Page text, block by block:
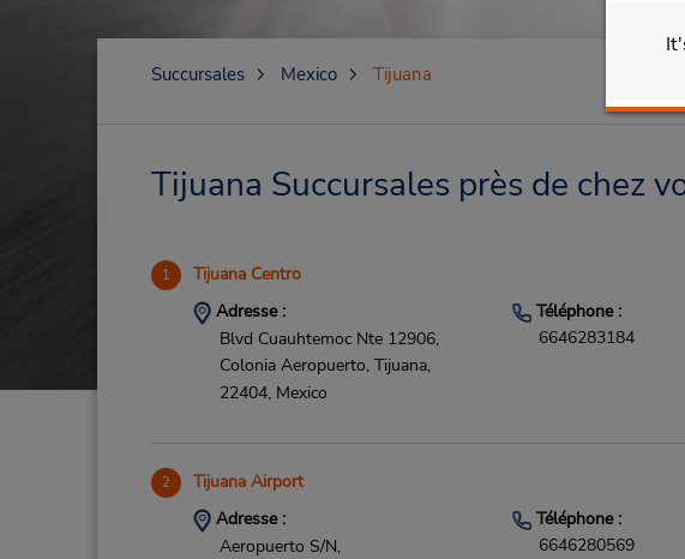
Succursales Mexico Tijuana
Tijuana Succursales près de chez
1 Tijuana Centro
Adresse :
Blvd Cuauhtemoc Nte 12906,
Colonia Aeropuerto, Tijuana,
22404, Mexico
Téléphone :
6646283184
2 Tijuana Airport
Adresse :
Aeropuerto S/N,
Téléphone :
6646280569